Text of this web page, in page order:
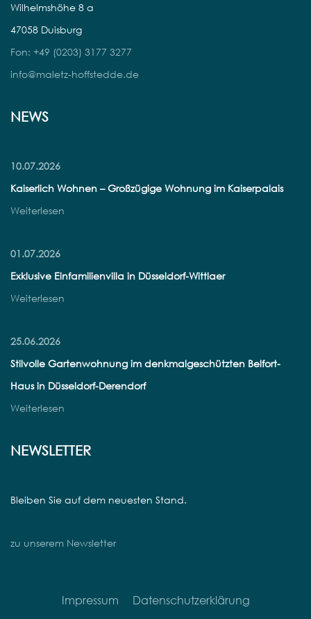
Wilhelmshöhe 8 a
47058 Duisburg
Fon: +49 (0203) 3177 3277
info@maletz-hoffstedde.de
NEWS
10.07.2026
Kaiserlich Wohnen – Großzügige Wohnung im Kaiserpalais
Weiterlesen
01.07.2026
Exklusive Einfamilienvilla in Düsseldorf-Wittlaer
Weiterlesen
25.06.2026
Stilvolle Gartenwohnung im denkmalgeschützten Belfort-
Haus in Düsseldorf-Derendorf
Weiterlesen
NEWSLETTER
Bleiben Sie auf dem neuesten Stand.
zu unserem Newsletter
Impressum
Datenschutzerklärung